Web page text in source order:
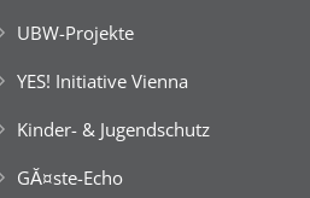
'CateringInsel' frisch
> 'Schlafnester
Spontan anfragen,
UBW-Projekte
YES! Initiative Vienna
Kinder- & Jugendschutz
GĂ¤ste-Echo